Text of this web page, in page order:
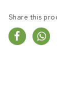
Share this